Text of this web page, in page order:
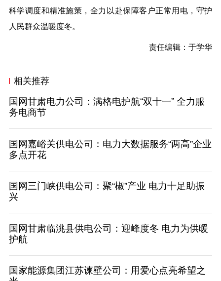
科学调度和精准施策，全力以赴保障客户正常用电，守护
人民群众温暖度冬。
责任编辑：于学华
相关推荐
国网甘肃电力公司：满格电护航“双十一” 全力服
务电商节
国网嘉峪关供电公司：电力大数据服务“两高”企业
多点开花
国网三门峡供电公司：聚“椒”产业 电力十足助振
兴
国网甘肃临洮县供电公司：迎峰度冬 电力为供暖
护航
国家能源集团江苏谏壁公司：用爱心点亮希望之